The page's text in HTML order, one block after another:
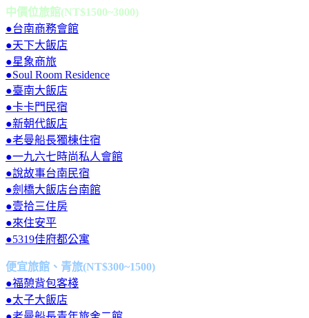
中價位旅館(NT$1500~3000)
●台南商務會館
●天下大飯店
●星象商旅
●Soul Room Residence
●臺南大飯店
●卡卡門民宿
●新朝代飯店
●老曼船長獨棟住宿
●一九六七時尚私人會館
●說故事台南民宿
●劍橋大飯店台南館
●壹拾三住房
●來住安平
●5319佳府都公寓
便宜旅館、青旅(NT$300~1500)
●福憩背包客棧
●太子大飯店